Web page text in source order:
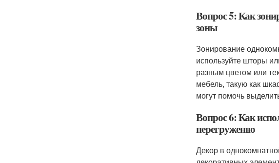
Вопрос 5: Как
зоны
Зонирование
используйте шторы
разным цветом или
мебель, такую как
могут помочь
Вопрос 6: Как
перегруженно
Декор в